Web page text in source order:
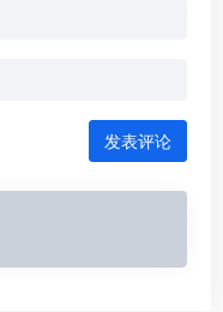
发表评论